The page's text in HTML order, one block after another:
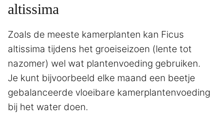
altissima
Zoals de meeste kamerplanten kan Ficus
altissima tijdens het groeiseizoen (lente tot
nazomer) wel wat plantenvoeding gebruiken.
Je kunt bijvoorbeeld elke maand een beetje
gebalanceerde vloeibare kamerplantenvoeding
bij het water doen.